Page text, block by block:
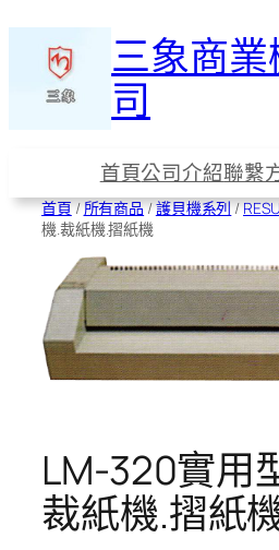
跳
三象商
司
首頁公司介紹聯繫
首頁/所有商品/護貝機系列/
機.裁紙機.摺紙機
LM-320實用
裁紙機.摺紙